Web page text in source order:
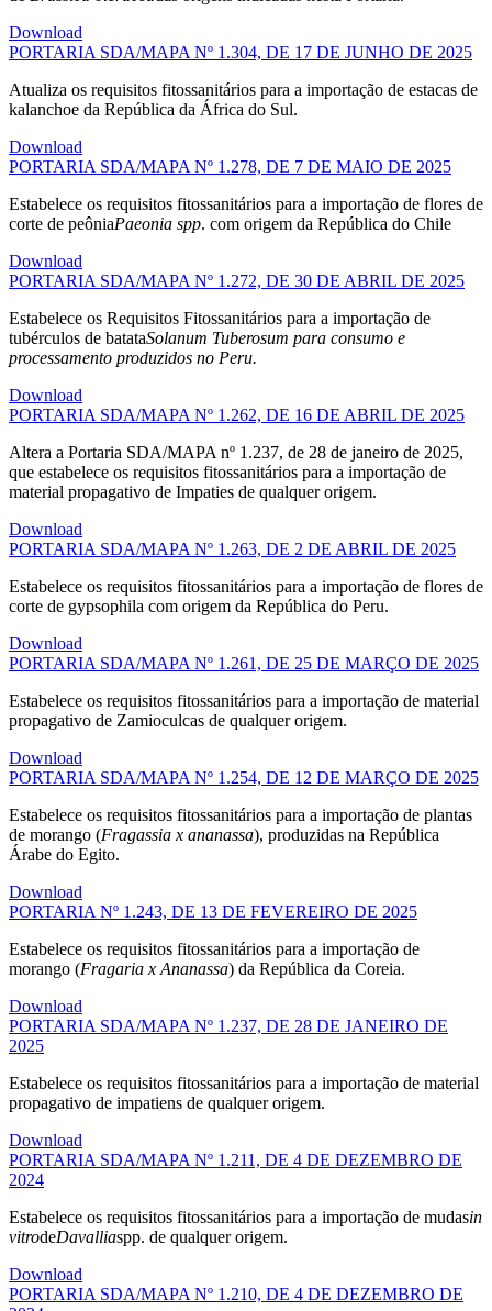
Download
PORTARIA SDA/MAPA Nº 1.304, DE 17 DE JUNHO DE 2025
Atualiza os requisitos fitossanitários para a importação de estacas de
kalanchoe da República da África do Sul.
Download
PORTARIA SDA/MAPA Nº 1.278, DE 7 DE MAIO DE 2025
Estabelece os requisitos fitossanitários para a importação de flores de
corte de peôniaPaeonia spp. com origem da República do Chile
Download
PORTARIA SDA/MAPA Nº 1.272, DE 30 DE ABRIL DE 2025
Estabelece os Requisitos Fitossanitários para a importação de
tubérculos de batataSolanum Tuberosum para consumo e
processamento produzidos no Peru.
Download
PORTARIA SDA/MAPA Nº 1.262, DE 16 DE ABRIL DE 2025
Altera a Portaria SDA/MAPA nº 1.237, de 28 de janeiro de 2025,
que estabelece os requisitos fitossanitários para a importação de
material propagativo de Impaties de qualquer origem.
Download
PORTARIA SDA/MAPA Nº 1.263, DE 2 DE ABRIL DE 2025
Estabelece os requisitos fitossanitários para a importação de flores de
corte de gypsophila com origem da República do Peru.
Download
PORTARIA SDA/MAPA Nº 1.261, DE 25 DE MARÇO DE 2025
Estabelece os requisitos fitossanitários para a importação de material
propagativo de Zamioculcas de qualquer origem.
Download
PORTARIA SDA/MAPA Nº 1.254, DE 12 DE MARÇO DE 2025
Estabelece os requisitos fitossanitários para a importação de plantas
de morango (Fragassia x ananassa), produzidas na República
Árabe do Egito.
Download
PORTARIA Nº 1.243, DE 13 DE FEVEREIRO DE 2025
Estabelece os requisitos fitossanitários para a importação de
morango (Fragaria x Ananassa) da República da Coreia.
Download
PORTARIA SDA/MAPA Nº 1.237, DE 28 DE JANEIRO DE
2025
Estabelece os requisitos fitossanitários para a importação de material
propagativo de impatiens de qualquer origem.
Download
PORTARIA SDA/MAPA Nº 1.211, DE 4 DE DEZEMBRO DE
2024
Estabelece os requisitos fitossanitários para a importação de mudasin
vitrodeDavalliaspp. de qualquer origem.
Download
PORTARIA SDA/MAPA Nº 1.210, DE 4 DE DEZEMBRO DE